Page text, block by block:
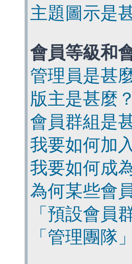
主題圖示是
會員等級和
管理員是甚
版主是甚麼？
會員群組是
我要如何加
我要如何成
為何某些會
「預設會員
「管理團隊